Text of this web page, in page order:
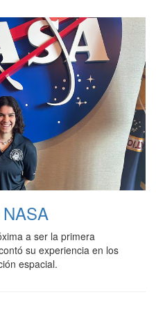
a ser la primera
su experiencia en los
espacial.